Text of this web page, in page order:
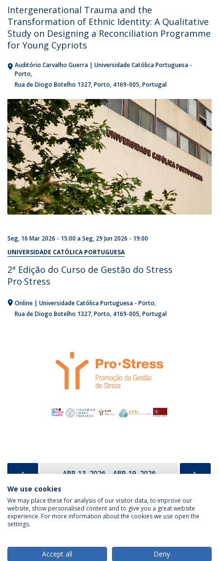
Intergenerational Trauma and the
Transformation of Ethnic Identity: A Qualitative
Study on Designing a Reconciliation Programme
for Young Cypriots
Auditório Carvalho Guerra | Universidade Católica Portuguesa -
Porto
Rua de Diogo Botelho 1327 Porto 4169-005 Portugal
Seg, 16 Mar 2026 - 15:00 aSeg, 29 Jun 2026 - 19:00
UNIVERSIDADE CATÓLICA PORTUGUESA
2ª Edição do Curso de Gestão do Stress
Pro·Stress
Online | Universidade Católica Portuguesa - Porto
Rua de Diogo Botelho 1327 Porto 4169-005 Portugal
PREVIOUSABR 13, 2026 – ABR 19, 2026
Política de Privacidade
Termos & Condições
We use cookies
We may place these for analysis of our visitor data, to improve our
website, show personalised content and to give you a great website
experience. For more information about the cookies we use open the
settings.
Accept all Deny